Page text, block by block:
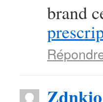
brand
Zdnkio